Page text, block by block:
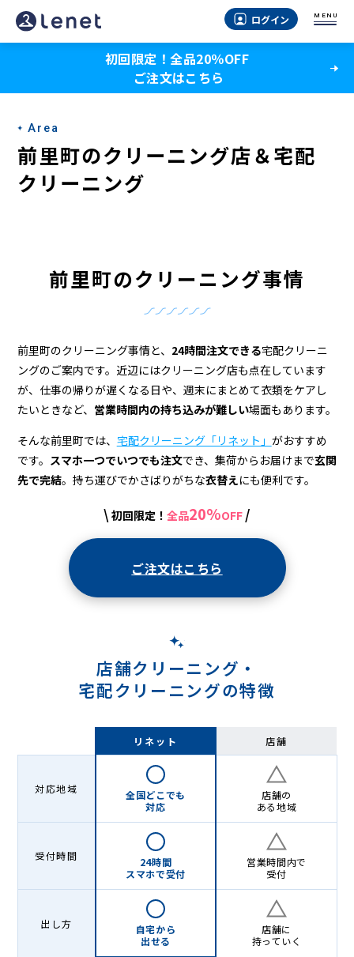
前
里
の
ク
リ
ー
宅
配
ク
リ
ー
ログイン MENU
初回限定！全品20％OFF
ご注文はこちら
Area
前里町のクリーニング店＆宅配
クリーニング
前里町のクリーニング事情
前里町のクリーニング事情と、 24時間注文できる宅配クリーニ
ングのご案内です。近辺にはクリーニング店も点在しています
が、仕事の帰りが遅くなる日や、週末にまとめて衣類をケアし
たいときなど、 営業時間内の持ち込みが難しい場面もあります。
そんな前里町では、 宅配クリーニング「リネット」 がおすすめ
です。 スマホ一つでいつでも注文でき、集荷からお届けまで玄関
先で完結。持ち運びでかさばりがちな衣替えにも便利です。
\ 初回限定！ 全品20%OFF /
ご注文はこちら
店舗クリーニング・
宅配クリーニングの特徴
リネット 店舗
対応地域
全国どこでも
対応
店舗の
ある地域
受付時間
24時間
スマホで受付
営業時間内で
受付
出し方
自宅から
出せる
店舗に
持っていく